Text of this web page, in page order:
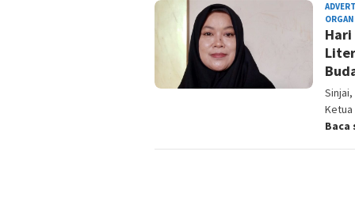
Baca